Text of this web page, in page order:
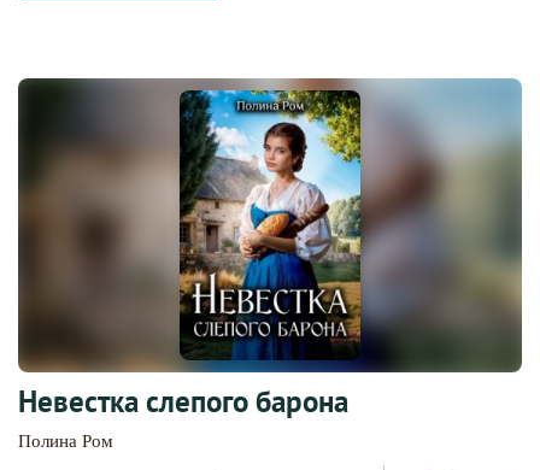
Невестка слепого барона
Полина Ром